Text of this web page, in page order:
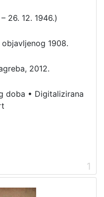
26. 12. 1946.)
1908.
2012.
doba • Digitalizirana
1